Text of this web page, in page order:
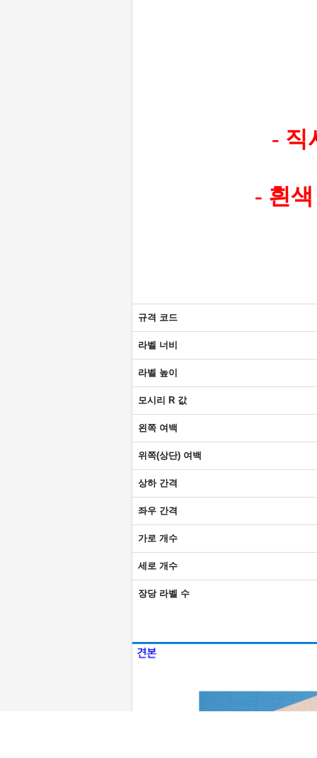
- 직
- 흰
규격 코드
라벨 너비
라벨 높이
모시리 R 값
왼쪽 여백
위쪽(상단) 여백
상하 간격
좌우 간격
가로 개수
세로 개수
장당 라벨 수